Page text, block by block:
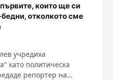
които ще си
отколкото сме
учредиха
като политическа
репортер на